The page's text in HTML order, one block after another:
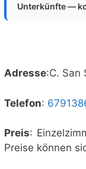
Unterkünfte —
Adresse:C. San
Telefon:
Preis:
Preise können